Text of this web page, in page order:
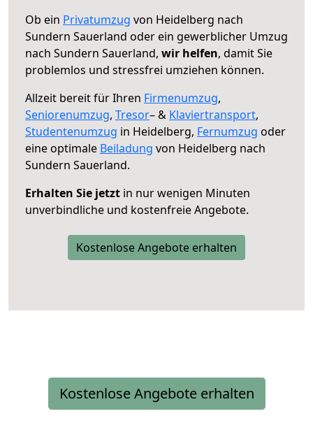
Ob ein Privatumzug von Heidelberg nach
Sundern Sauerland oder ein gewerblicher Umzug
nach Sundern Sauerland, wir helfen, damit Sie
problemlos und stressfrei umziehen können.
Allzeit bereit für Ihren Firmenumzug,
Seniorenumzug, Tresor– & Klaviertransport,
Studentenumzug in Heidelberg, Fernumzug oder
eine optimale Beiladung von Heidelberg nach
Sundern Sauerland.
Erhalten Sie jetzt in nur wenigen Minuten
unverbindliche und kostenfreie Angebote.
Kostenlose Angebote erhalten
Kostenlose Angebote erhalten